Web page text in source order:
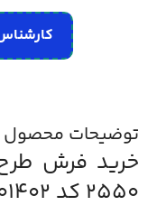
توضیحات محصول
2550 کد 7101402